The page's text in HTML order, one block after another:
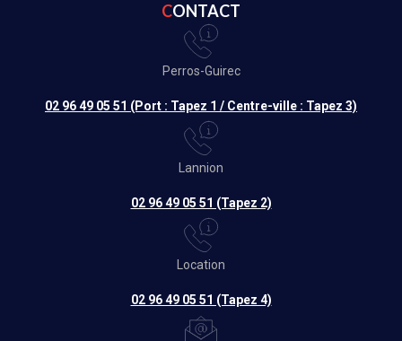
CONTACT
Perros-Guirec
02 96 49 05 51 (Port : Tapez 1 / Centre-ville : Tapez 3)
Lannion
02 96 49 05 51 (Tapez 2)
Location
02 96 49 05 51 (Tapez 4)